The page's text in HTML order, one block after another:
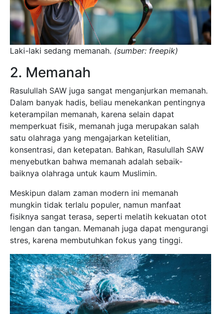
Laki-laki sedang memanah. (sumber: freepik)
2. Memanah
Rasulullah SAW juga sangat menganjurkan memanah.
Dalam banyak hadis, beliau menekankan pentingnya
keterampilan memanah, karena selain dapat
memperkuat fisik, memanah juga merupakan salah
satu olahraga yang mengajarkan ketelitian,
konsentrasi, dan ketepatan. Bahkan, Rasulullah SAW
menyebutkan bahwa memanah adalah sebaik-
baiknya olahraga untuk kaum Muslimin.
Meskipun dalam zaman modern ini memanah
mungkin tidak terlalu populer, namun manfaat
fisiknya sangat terasa, seperti melatih kekuatan otot
lengan dan tangan. Memanah juga dapat mengurangi
stres, karena membutuhkan fokus yang tinggi.